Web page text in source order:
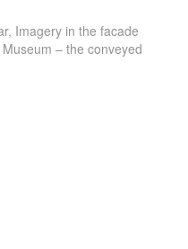
Imagery in the facade
– the conveyed